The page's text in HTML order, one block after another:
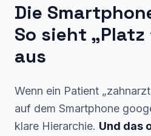
Die
So sieht
aus
Wenn ein Patient
auf dem Smartphone
klare Hierarchie. Und das